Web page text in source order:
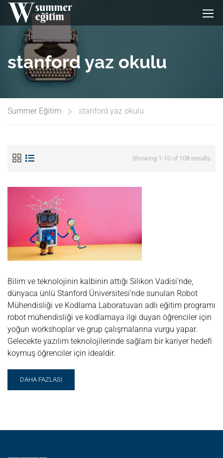
stanford yaz okulu
Summer Eğitim stanford yaz okulu
Showing 1-10 of 108 results
Bilim ve teknolojinin kalbinin attığı Silikon Vadisi’nde,
dünyaca ünlü Stanford Üniversitesi’nde sunulan Robot
Mühendisliği ve Kodlama Laboratuvarı adlı eğitim programı
robot mühendisliği ve kodlamaya ilgi duyan öğrenciler için
yoğun workshoplar ve grup çalışmalarına vurgu yapar.
Gelecekte yazılım teknolojilerinde sağlam bir kariyer hedefi
koymuş öğrenciler için idealdir.
READ
MORE
+
DAHA FAZLASI